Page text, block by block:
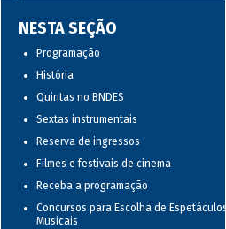
NESTA SEÇÃO
Programação
História
Quintas no BNDES
Sextas instrumentais
Reserva de ingressos
Filmes e festivais de cinema
Receba a programação
Concursos para Escolha de Espetáculos
Musicais